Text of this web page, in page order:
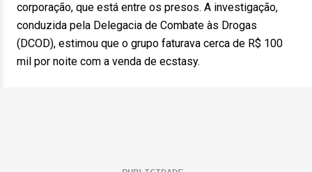
corporação, que está entre os presos. A investigação,
conduzida pela Delegacia de Combate às Drogas
(DCOD), estimou que o grupo faturava cerca de R$ 100
mil por noite com a venda de ecstasy.